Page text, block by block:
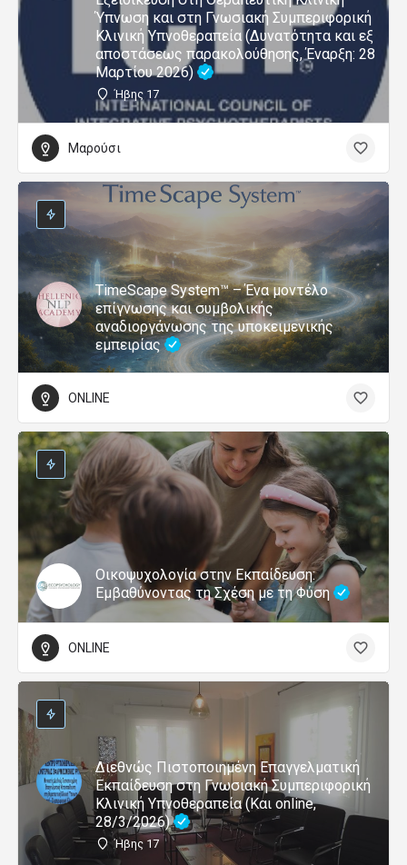
Ύπνωση και στη Γνωσιακή Συμπεριφορική
Κλινική Υπνοθεραπεία (Δυνατότητα και εξ
αποστάσεως παρακολούθησης, Έναρξη: 28
Μαρτίου 2026)
Ήβης 17
Μαρούσι
TimeScape System™ – Ένα μοντέλο
επίγνωσης και συμβολικής
αναδιοργάνωσης της υποκειμενικής
εμπειρίας
ONLINE
Οικοψυχολογία στην Εκπαίδευση:
Εμβαθύνοντας τη Σχέση με τη Φύση
ONLINE
Διεθνώς Πιστοποιημένη Επαγγελματική
Εκπαίδευση στη Γνωσιακή Συμπεριφορική
Κλινική Υπνοθεραπεία (Και online,
28/3/2026)
Ήβης 17